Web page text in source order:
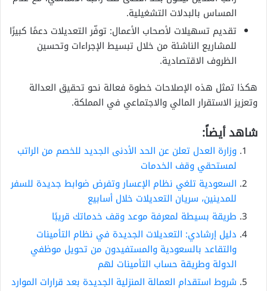
المساس بالبدلات التشغيلية.
تقديم تسهيلات لأصحاب الأعمال: توفّر التعديلات دعمًا كبيرًا
للمشاريع الناشئة من خلال تبسيط الإجراءات وتحسين
الظروف الاقتصادية.
هكذا تمثل هذه الإصلاحات خطوة فعالة نحو تحقيق العدالة
وتعزيز الاستقرار المالي والاجتماعي في المملكة.
شاهد أيضاً:
وزارة العدل تعلن عن الحد الأدنى الجديد للخصم من الراتب
لمستحقي وقف الخدمات
السعودية تلغي نظام الإعسار وتفرض ضوابط جديدة للسفر
للمدينين، سريان التعديلات خلال أسابيع
طريقة بسيطة لمعرفة موعد وقف خدماتك قريبًا
دليل إرشادي: التعديلات الجديدة في نظام التأمينات
والتقاعد بالسعودية والمستفيدون من تحويل موظفي
الدولة وطريقة حساب التأمينات لهم
شروط استقدام العمالة المنزلية الجديدة بعد قرارات الموارد